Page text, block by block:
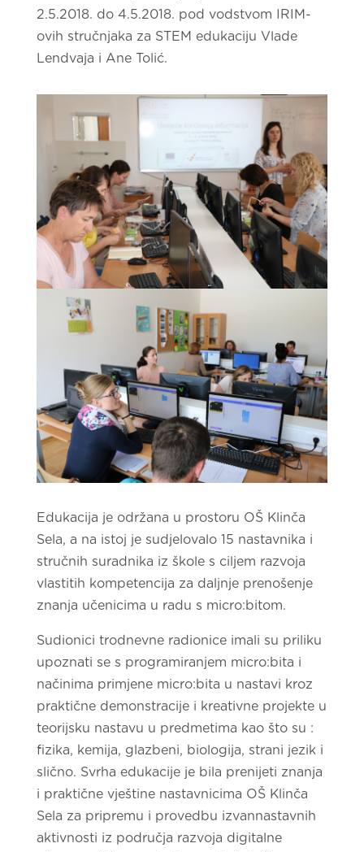
2.5.2018. do 4.5.2018. pod vodstvom IRIM-
ovih stručnjaka za STEM edukaciju Vlade
Lendvaja i Ane Tolić.
Edukacija je održana u prostoru OŠ Klinča
Sela, a na istoj je sudjelovalo 15 nastavnika i
stručnih suradnika iz škole s ciljem razvoja
vlastitih kompetencija za daljnje prenošenje
znanja učenicima u radu s micro:bitom.
Sudionici trodnevne radionice imali su priliku
upoznati se s programiranjem micro:bita i
načinima primjene micro:bita u nastavi kroz
praktične demonstracije i kreativne projekte u
teorijsku nastavu u predmetima kao što su :
fizika, kemija, glazbeni, biologija, strani jezik i
slično. Svrha edukacije je bila prenijeti znanja
i praktične vještine nastavnicima OŠ Klinča
Sela za pripremu i provedbu izvannastavnih
aktivnosti iz područja razvoja digitalne